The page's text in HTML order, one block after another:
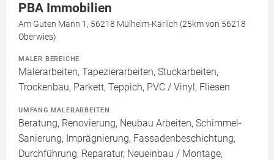
PBA Immobilien
Am Guten Mann 1, 56218 Mülheim-Kärlich (25km von 56218
Oberwies)
MALER BEREICHE
Malerarbeiten, Tapezierarbeiten, Stuckarbeiten,
Trockenbau, Parkett, Teppich, PVC / Vinyl, Fliesen
UMFANG MALERARBEITEN
Beratung, Renovierung, Neubau Arbeiten, Schimmel-
Sanierung, Imprägnierung, Fassadenbeschichtung,
Durchführung, Reparatur, Neueinbau / Montage,